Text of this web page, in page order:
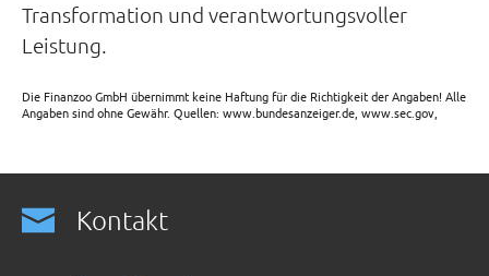
Transformation und verantwortungsvoller
Leistung.
Die Finanzoo GmbH übernimmt keine Haftung für die Richtigkeit der Angaben! Alle
Angaben sind ohne Gewähr. Quellen: www.bundesanzeiger.de, www.sec.gov,
Kontakt